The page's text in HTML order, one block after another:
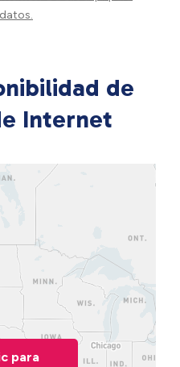
de
Internet
para